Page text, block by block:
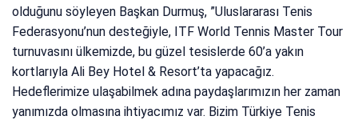
olduğunu söyleyen Başkan Durmuş, ”Uluslararası Tenis
Federasyonu’nun desteğiyle, ITF World Tennis Master Tour
turnuvasını ülkemizde, bu güzel tesislerde 60’a yakın
kortlarıyla Ali Bey Hotel & Resort’ta yapacağız.
Hedeflerimize ulaşabilmek adına paydaşlarımızın her zaman
yanımızda olmasına ihtiyacımız var. Bizim Türkiye Tenis